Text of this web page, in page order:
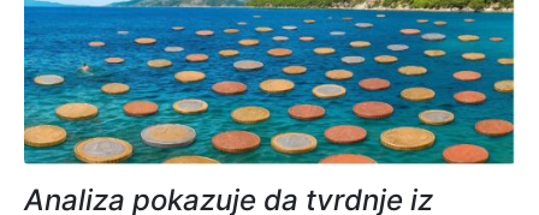
Analiza pokazuje da tvrdnje iz